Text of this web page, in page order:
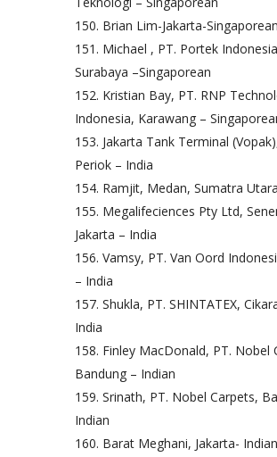
Brian Lim-Jakarta-Singaporean
Michael , PT. Portek
Surabaya –Singaporean
Kristian Bay, PT. RNP
Indonesia, Karawang –
Jakarta Tank Terminal
Periok – India
Ramjit, Medan, Sumatra
Megalifeciences Pty Ltd,
Jakarta – India
Vamsy, PT. Van Oord
– India
Shukla, PT. SHINTATEX,
India
Finley MacDonald, PT. Nobel
Bandung – Indian
Srinath, PT. Nobel Carpets,
Indian
Barat Meghani, Jakarta- Indian